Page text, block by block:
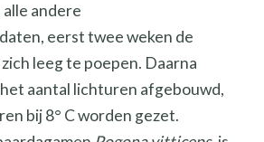
andere
eerst twee weken de
leeg te poepen. Daarna
aantal lichturen afgebouwd,
bij 8° C worden gezet.